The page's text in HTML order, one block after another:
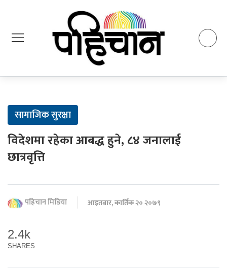
सामाजिक सुरक्षा
विदेशमा रहेका आबद्ध हुने, ८४ जनालाई
छात्रवृत्ति
पहिचान मिडिया आइतबार, कार्तिक २० २०७९
2.4k
SHARES